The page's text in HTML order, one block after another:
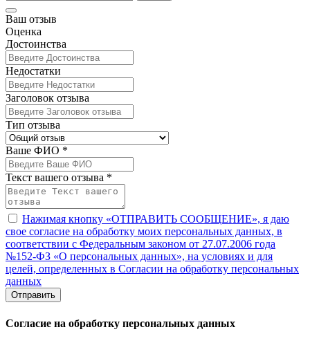
Ваш отзыв
Оценка
Достоинства
Недостатки
Заголовок отзыва
Тип отзыва
Ваше ФИО *
Текст вашего отзыва *
Нажимая кнопку «ОТПРАВИТЬ СООБЩЕНИЕ», я даю
свое согласие на обработку моих персональных данных, в
соответствии с Федеральным законом от 27.07.2006 года
№152-ФЗ «О персональных данных», на условиях и для
целей, определенных в Согласии на обработку персональных
данных
Отправить
Согласие на обработку персональных данных